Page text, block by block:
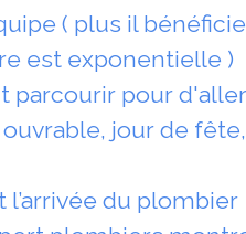
( plus il
est exponentielle )
parcourir pour
jour de
du plombier